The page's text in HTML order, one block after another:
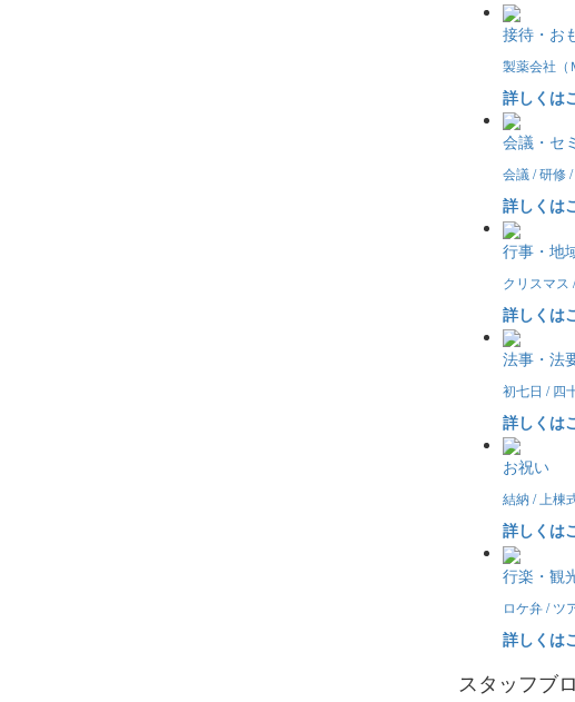
接待・お
製薬会社（
詳しくは
会議・セ
会議 / 研修
詳しくは
行事・地
クリスマス
詳しくは
法事・法
初七日 / 四
詳しくは
お祝い
結納 / 上棟
詳しくは
行楽・観
ロケ弁 / ツ
詳しくは
スタッフブ